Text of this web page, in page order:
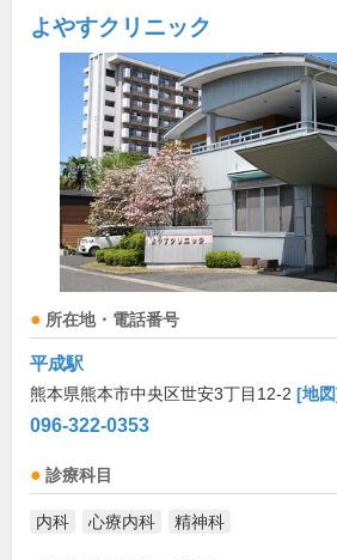
よやすクリニック
所在地・電話番号
平成駅
熊本県熊本市中央区世安3丁目12-2 [地
096-322-0353
診療科目
内科 心療内科 精神科